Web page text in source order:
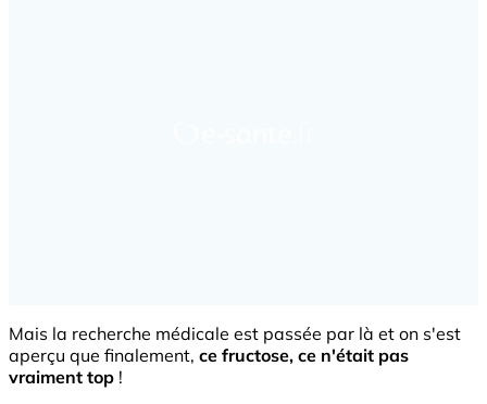
Mais la recherche médicale est passée par là et on s'est
aperçu que finalement, ce fructose, ce n'était pas
vraiment top !